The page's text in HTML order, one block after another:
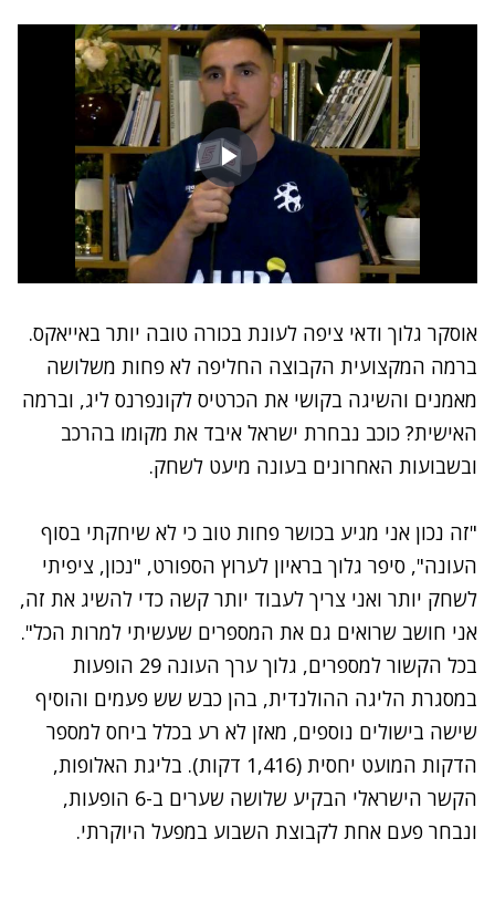
אוסקר גלוך ודאי ציפה לעונת בכורה טובה יותר באייאקס.
ברמה המקצועית הקבוצה החליפה לא פחות משלושה
מאמנים והשיגה בקושי את הכרטיס לקונפרנס ליג, וברמה
האישית? כוכב נבחרת ישראל איבד את מקומו בהרכב
ובשבועות האחרונים בעונה מיעט לשחק.
"זה נכון אני מגיע בכושר פחות טוב כי לא שיחקתי בסוף
העונה", סיפר גלוך בראיון לערוץ הספורט, "נכון, ציפיתי
לשחק יותר ואני צריך לעבוד יותר קשה כדי להשיג את זה,
אני חושב שרואים גם את המספרים שעשיתי למרות הכל".
בכל הקשור למספרים, גלוך ערך העונה 29 הופעות
במסגרת הליגה ההולנדית, בהן כבש שש פעמים והוסיף
שישה בישולים נוספים, מאזן לא רע בכלל ביחס למספר
הדקות המועט יחסית (1,416 דקות). בליגת האלופות,
הקשר הישראלי הבקיע שלושה שערים ב-6 הופעות,
ונבחר פעם אחת לקבוצת השבוע במפעל היוקרתי.